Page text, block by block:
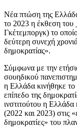
Νέα πτώση της
το 2023 η έκθεση του
Γκέτεμποργκ) το
δεύτερη συνεχή
δημοκρατίας».
Σύμφωνα με την
σουηδικού
η Ελλάδα κινήθηκε
επίπεδο της
ινστιτούτου η Ελλάδα
(2022 και 2023) στις
δημοκρατίες» του